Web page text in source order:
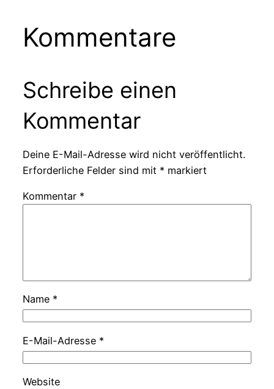
Kommentare
Schreibe einen
Kommentar
Deine E-Mail-Adresse wird nicht veröffentlicht.
Erforderliche Felder sind mit * markiert
Kommentar *
Name *
E-Mail-Adresse *
Website